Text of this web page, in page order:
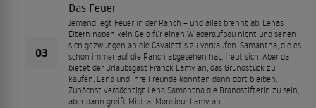
03
Das Feuer
Jemand legt Feuer in der Ranch – und alles brennt ab. Lenas
Eltern haben kein Geld für einen Wiederaufbau nicht und sehen
sich gezwungen an die Cavalettis zu verkaufen. Samantha, die es
schon immer auf die Ranch abgesehen hat, freut sich. Aber da
bietet der Urlaubsgast Franck Lamy an, das Grundstück zu
kaufen. Lena und ihre Freunde könnten dann dort bleiben.
Zunächst verdächtigt Lena Samantha die Brandstifterin zu sein,
aber dann greift Mistral Monsieur Lamy an.